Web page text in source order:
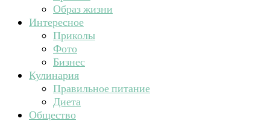
Образ жизни
Интересное
Приколы
Фото
Бизнес
Кулинария
Правильное питание
Диета
Общество